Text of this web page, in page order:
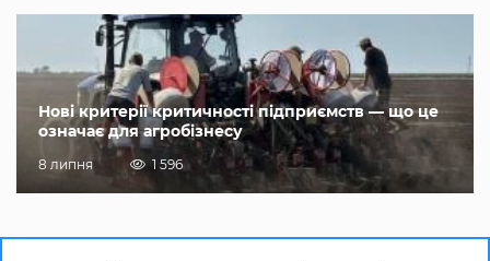
Нові критерії критичності підприємств — що це
означає для агробізнесу
8 липня 1 596